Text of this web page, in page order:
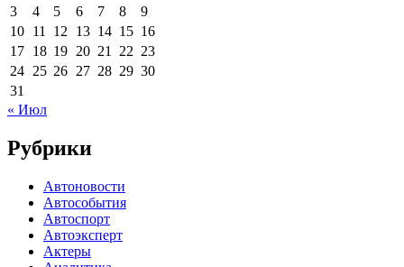
3
4 5 6 7 8
9
10 11 12 13 14 15 16
17 18 19 20 21 22 23
24 25 26 27 28 29 30
31
« Июл
Рубрики
Автоновости
Автособытия
Автоспорт
Автоэксперт
Актеры